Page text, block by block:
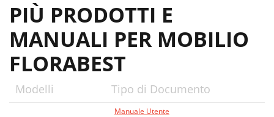
PIÙ PRODOTTI E
MANUALI PER MOBILIO
FLORABEST
Modelli Tipo di Documento
Manuale Utente